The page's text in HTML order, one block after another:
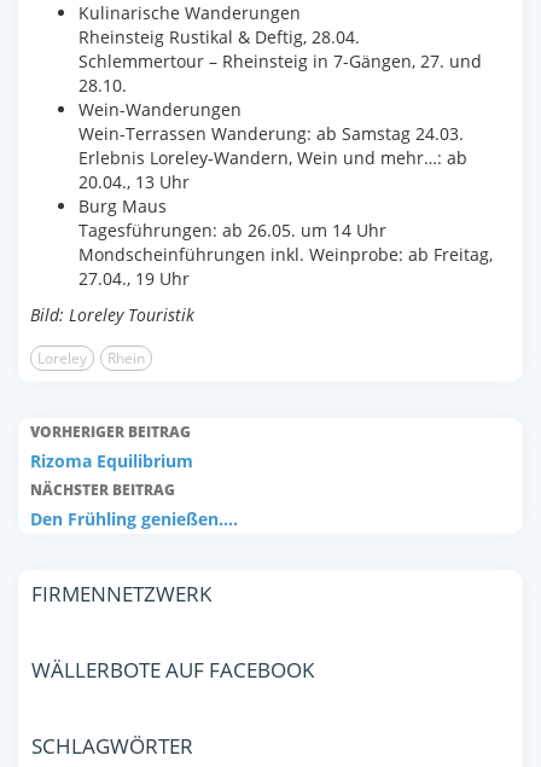
Kulinarische Wanderungen
Rheinsteig Rustikal & Deftig, 28.04.
Schlemmertour – Rheinsteig in 7-Gängen, 27. und
28.10.
Wein-Wanderungen
Wein-Terrassen Wanderung: ab Samstag 24.03.
Erlebnis Loreley-Wandern, Wein und mehr…: ab
20.04., 13 Uhr
Burg Maus
Tagesführungen: ab 26.05. um 14 Uhr
Mondscheinführungen inkl. Weinprobe: ab Freitag,
27.04., 19 Uhr
Bild: Loreley Touristik
Loreley Rhein
VORHERIGER BEITRAG
Rizoma Equilibrium
NÄCHSTER BEITRAG
Den Frühling genießen….
FIRMENNETZWERK
WÄLLERBOTE AUF FACEBOOK
SCHLAGWÖRTER